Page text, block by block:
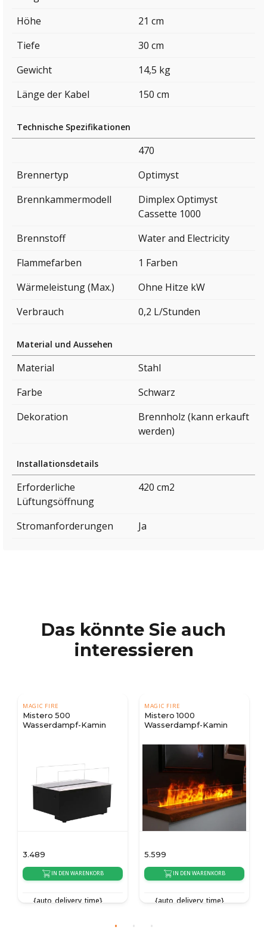
Höhe
21 cm
Tiefe
30 cm
Gewicht
14,5 kg
Länge der Kabel
150 cm
Technische Spezifikationen
470
Brennertyp
Optimyst
Brennkammermodell
Dimplex Optimyst
Cassette 1000
Brennstoff
Water and Electricity
Flammefarben
1 Farben
Wärmeleistung (Max.)
Ohne Hitze kW
Verbrauch
0,2 L/Stunden
Material und Aussehen
Material
Stahl
Farbe
Schwarz
Dekoration
Brennholz (kann erkauft
werden)
Installationsdetails
Erforderliche
Lüftungsöffnung
420 cm2
Stromanforderungen Ja
Das könnte Sie auch
interessieren
MAGIC FIRE
Mistero 500
Wasserdampf-Kamin
3.489
IN DEN WARENKORB
{auto_delivery_time}
MAGIC FIRE
Mistero 1000
Wasserdampf-Kamin
5.599
IN DEN WARENKORB
{auto_delivery_time}